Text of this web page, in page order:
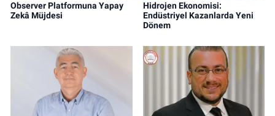
Observer Platformuna Yapay
Zekâ Müjdesi
Hidrojen Ekonomisi:
Endüstriyel Kazanlarda Yeni
Dönem